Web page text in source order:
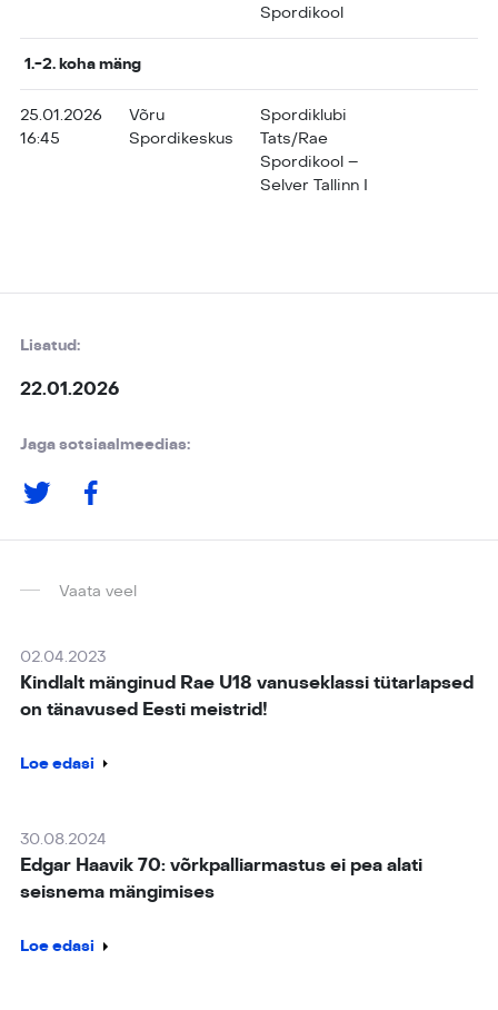
Spordikool
1.-2. koha mäng
25.01.2026
16:45
Võru
Spordikeskus
Spordiklubi
Tats/Rae
Spordikool –
Selver Tallinn I
Lisatud:
22.01.2026
Jaga sotsiaalmeedias:
Vaata veel
02.04.2023
Kindlalt mänginud Rae U18 vanuseklassi tütarlapsed
on tänavused Eesti meistrid!
Loe edasi
30.08.2024
Edgar Haavik 70: võrkpalliarmastus ei pea alati
seisnema mängimises
Loe edasi